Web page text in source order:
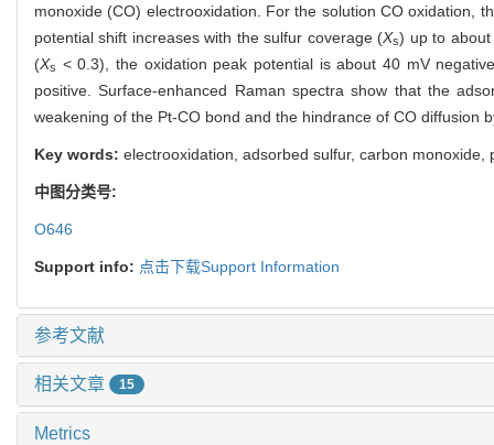
monoxide (CO) electrooxidation. For the solution CO oxidation,
potential shift increases with the sulfur coverage (Xs) up to
(Xs < 0.3), the oxidation peak potential is about 40 mV
positive. Surface-enhanced Raman spectra show that the
weakening of the Pt-CO bond and the hindrance of CO diffusion
Key words: electrooxidation, adsorbed sulfur, carbon
中图分类号:
O646
Support info: 点击下载Support Information
参考文献
相关文章 15
Metrics